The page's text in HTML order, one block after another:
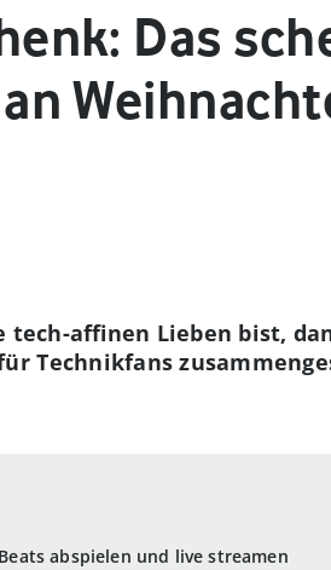
Das
abspielen und live streamen
tech-affinen Lieben bist,
Technikfans